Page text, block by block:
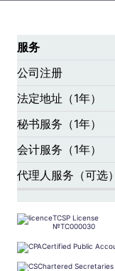
服务
公司注册
法定地址（1年）
秘书服务（1年）
会计服务（1年）
代理人服务（可选）
TCSP License
№TC000030
Certified Public
Chartered Secretaries